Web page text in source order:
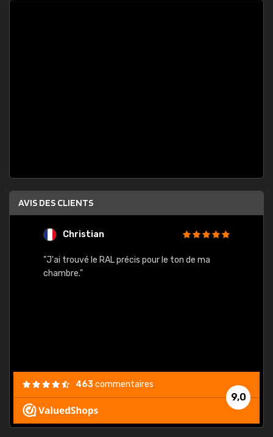
AVIS DES CLIENTS
Christian
"J'ai trouvé le RAL précis pour le ton de ma
chambre."
9,0
463commentaires